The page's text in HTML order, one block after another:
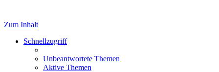
Zum Inhalt
Schnellzugriff
Unbeantwortete Themen
Aktive Themen